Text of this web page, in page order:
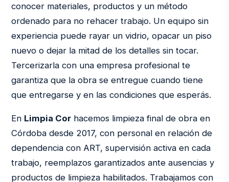
conocer materiales, productos y un método
ordenado para no rehacer trabajo. Un equipo sin
experiencia puede rayar un vidrio, opacar un piso
nuevo o dejar la mitad de los detalles sin tocar.
Tercerizarla con una empresa profesional te
garantiza que la obra se entregue cuando tiene
que entregarse y en las condiciones que esperás.
En Limpia Cor hacemos limpieza final de obra en
Córdoba desde 2017, con personal en relación de
dependencia con ART, supervisión activa en cada
trabajo, reemplazos garantizados ante ausencias y
productos de limpieza habilitados. Trabajamos con